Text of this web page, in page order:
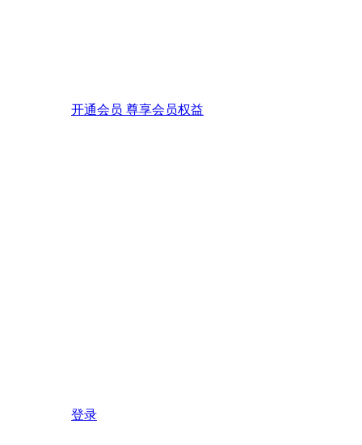
开通会员 尊享会员权益
登录